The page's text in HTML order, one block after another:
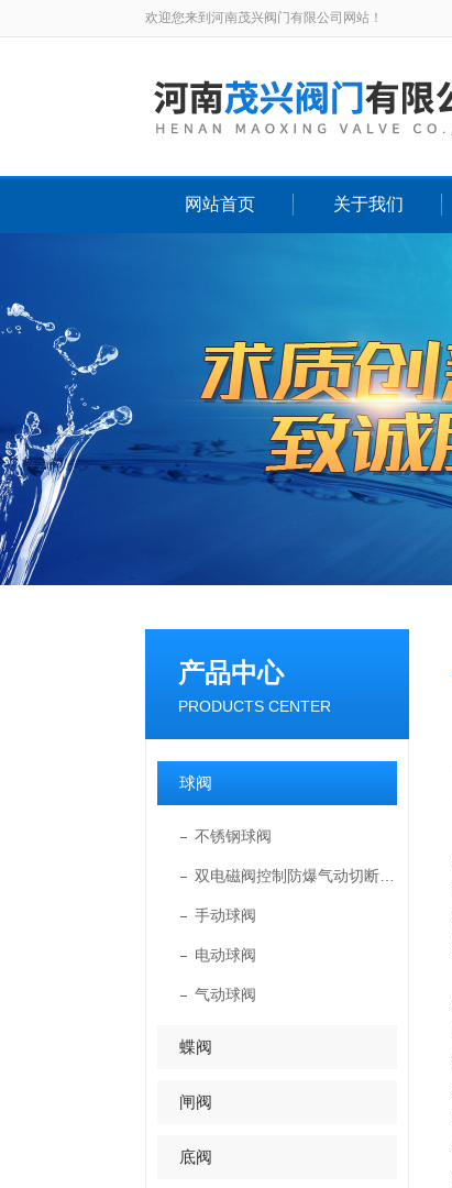
欢迎您来到河南茂兴阀门有限公司网站！
网站首页 关于我们
产品中心
PRODUCTS CENTER
球阀
不锈钢球阀
手动球阀
电动球阀
气动球阀
蝶阀
闸阀
底阀